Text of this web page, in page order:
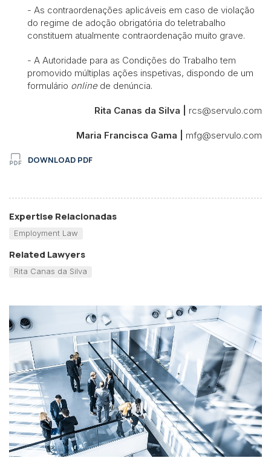
- As contraordenações aplicáveis em caso de violação
do regime de adoção obrigatória do teletrabalho
constituem atualmente contraordenação muito grave.
- A Autoridade para as Condições do Trabalho tem
promovido múltiplas ações inspetivas, dispondo de um
formulário onlinede denúncia.
Rita Canas da Silva | rcs@servulo.com
Maria Francisca Gama | mfg@servulo.com
DOWNLOAD PDF
Expertise Relacionadas
Employment Law
Related Lawyers
Rita Canas da Silva